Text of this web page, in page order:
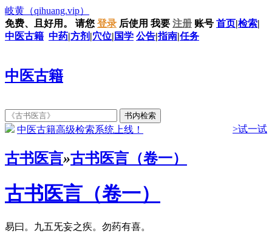
岐黄 （qihuang.vip）
免费、且好用。
请您 登录 后使用 我要 注册 账号 首页|检索|
中医古籍 中药|方剂 |穴位| 国学 公告|指南|任务
中医古籍
中医古籍高级检索系统上线！ >试一试
古书医言»古书医言（卷一）
古书医言（卷一）
易曰。九五旡妄之疾。勿药有喜。